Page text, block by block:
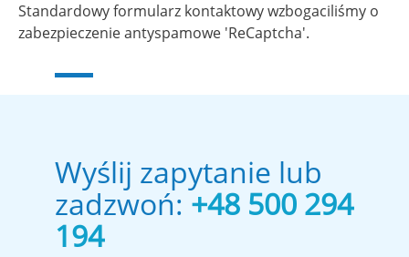
Standardowy formularz kontaktowy wzbogaciliśmy o
zabezpieczenie antyspamowe 'ReCaptcha'.
Wyślij zapytanie lub
zadzwoń:+48 500 294
194